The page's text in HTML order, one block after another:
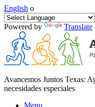
English o
Powered by Translate
Avancemos Juntos Texas:
necesidades especiales
Menu